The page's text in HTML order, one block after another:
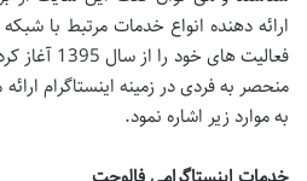
ارائه دهنده انواع خدمات مرتبط با
فعالیت های
منحصر به فردی در زمینه اینستاگرام
به موارد زیر اشاره نمود.